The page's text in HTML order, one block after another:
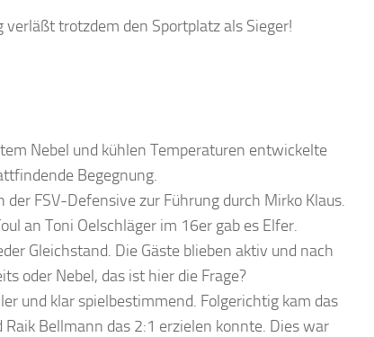
verläßt trotzdem den Sportplatz als Sieger!
Nebel und kühlen Temperaturen entwickelte
Begegnung.
FSV-Defensive zur Führung durch Mirko Klaus.
an Toni Oelschläger im 16er gab es Elfer.
Gleichstand. Die Gäste blieben aktiv und nach
oder Nebel, das ist hier die Frage?
und klar spielbestimmend. Folgerichtig kam das
Bellmann das 2:1 erzielen konnte. Dies war